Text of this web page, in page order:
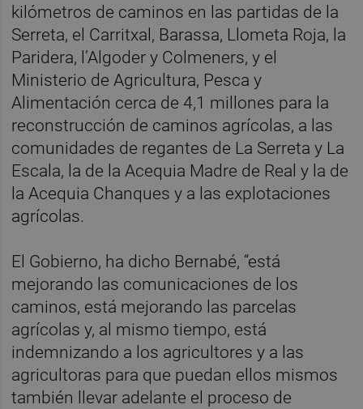
kilómetros de caminos en las partidas de la
Serreta, el Carritxal, Barassa, Llometa Roja, la
Paridera, l’Algoder y Colmeners, y el
Ministerio de Agricultura, Pesca y
Alimentación cerca de 4,1 millones para la
reconstrucción de caminos agrícolas, a las
comunidades de regantes de La Serreta y La
Escala, la de la Acequia Madre de Real y la de
la Acequia Chanques y a las explotaciones
agrícolas.
El Gobierno, ha dicho Bernabé, “está
mejorando las comunicaciones de los
caminos, está mejorando las parcelas
agrícolas y, al mismo tiempo, está
indemnizando a los agricultores y a las
agricultoras para que puedan ellos mismos
también llevar adelante el proceso de